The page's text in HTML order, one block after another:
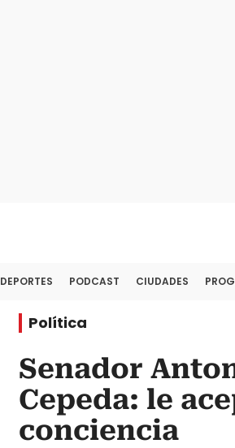
DEPORTES PODCAST CIUDADES
Política
Senador
Cepeda: le
conciencia